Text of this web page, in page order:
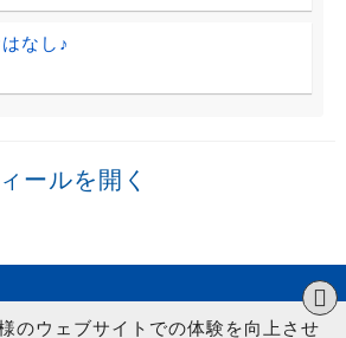
なし♪
ールを開く
のウェブサイトでの体験を向上させ